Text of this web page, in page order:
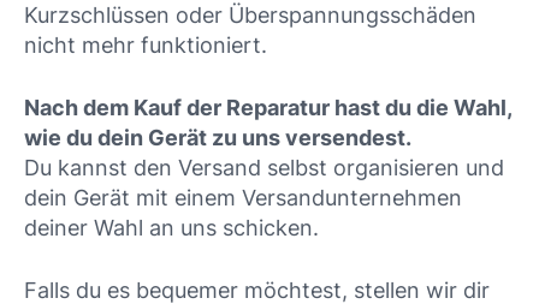
Kurzschlüssen oder Überspannungsschäden
nicht mehr funktioniert.
Nach dem Kauf der Reparatur hast du die Wahl,
wie du dein Gerät zu uns versendest.
Du kannst den Versand selbst organisieren und
dein Gerät mit einem Versandunternehmen
deiner Wahl an uns schicken.
Falls du es bequemer möchtest, stellen wir dir